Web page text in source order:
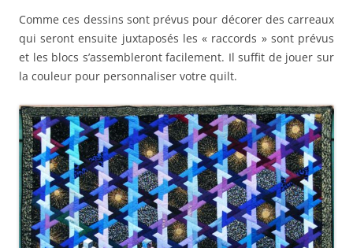
Comme ces dessins sont prévus pour décorer des carreaux
qui seront ensuite juxtaposés les « raccords » sont prévus
et les blocs s’assembleront facilement. Il suffit de jouer sur
la couleur pour personnaliser votre quilt.